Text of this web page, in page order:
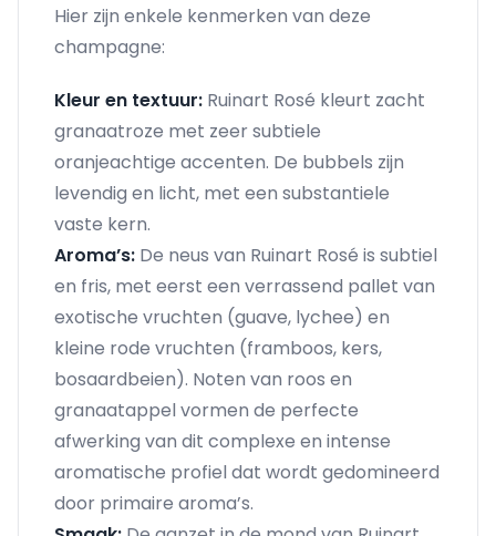
Hier zijn enkele kenmerken van deze
champagne:
Kleur en textuur: Ruinart Rosé kleurt zacht
granaatroze met zeer subtiele
oranjeachtige accenten. De bubbels zijn
levendig en licht, met een substantiele
vaste kern.
Aroma’s: De neus van Ruinart Rosé is subtiel
en fris, met eerst een verrassend pallet van
exotische vruchten (guave, lychee) en
kleine rode vruchten (framboos, kers,
bosaardbeien). Noten van roos en
granaatappel vormen de perfecte
afwerking van dit complexe en intense
aromatische profiel dat wordt gedomineerd
door primaire aroma’s.